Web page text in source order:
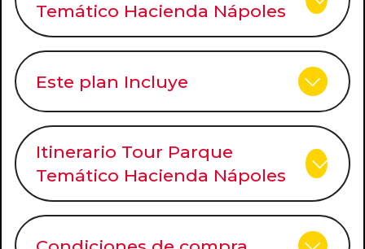
Temático Hacienda Nápoles
Este plan Incluye
Itinerario Tour Parque
Temático Hacienda Nápoles